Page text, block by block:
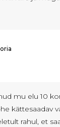
mu elu 10
kättesaadav
rahul, et